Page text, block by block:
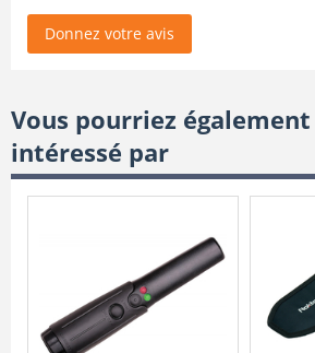
Donnez votre avis
Vous pourriez
intéressé par